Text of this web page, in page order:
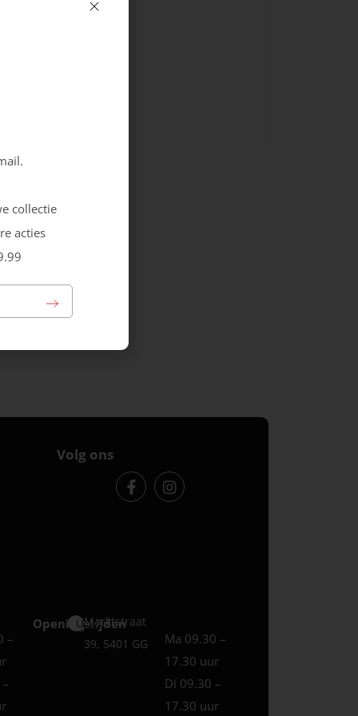
Volg ons
–
Openingstijden
Uden
Marktstraat
39, 5401 GG
Ma 09.30 –
17.30 uur
Di 09.30 –
17.30 uur
collectie
acties